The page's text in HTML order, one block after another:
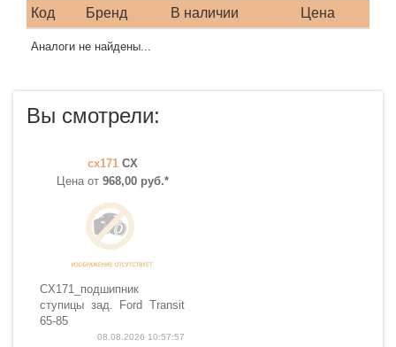
Код Бренд В наличии Цена
Аналоги не найдены...
Вы смотрели:
cx171 CX
Цена от 968,00 руб.*
CX171_подшипник
ступицы зад. Ford Transit
65-85
08.08.2026 10:57:57